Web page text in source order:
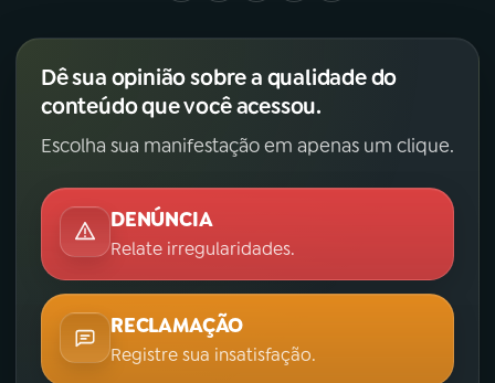
Dê sua opinião sobre a qualidade do
conteúdo que você acessou.
Escolha sua manifestação em apenas um clique.
DENÚNCIA
Relate irregularidades.
RECLAMAÇÃO
Registre sua insatisfação.